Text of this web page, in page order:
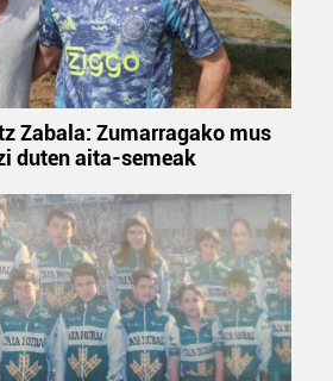
Zabala: Zumarragako mus
duten aita-semeak